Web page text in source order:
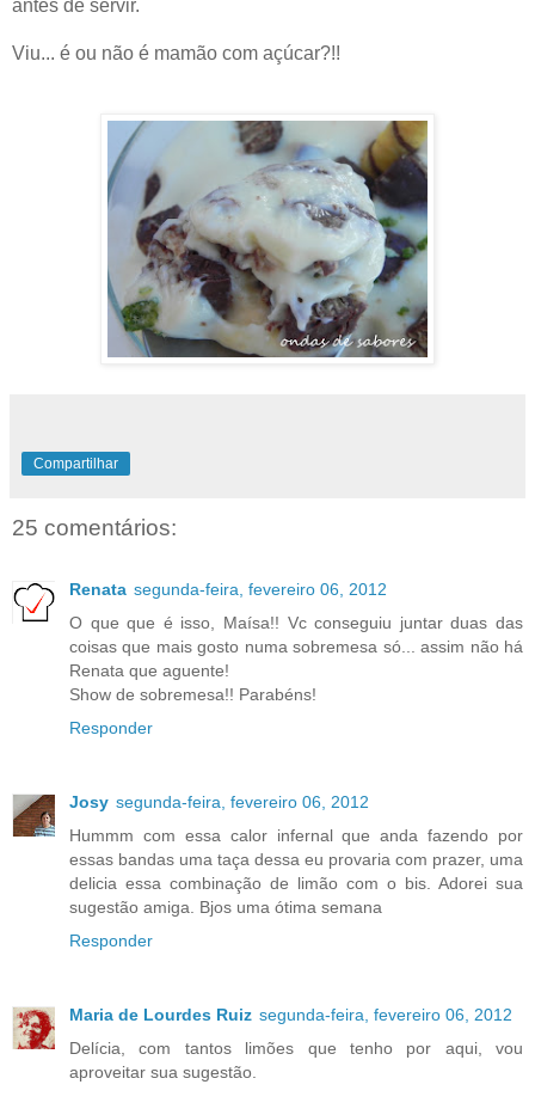
antes de servir.
Viu... é ou não é mamão com açúcar?!!
Compartilhar
25 comentários:
Renata segunda-feira, fevereiro 06, 2012
O que que é isso, Maísa!! Vc conseguiu juntar duas das
coisas que mais gosto numa sobremesa só... assim não há
Renata que aguente!
Show de sobremesa!! Parabéns!
Responder
Josy segunda-feira, fevereiro 06, 2012
Hummm com essa calor infernal que anda fazendo por
essas bandas uma taça dessa eu provaria com prazer, uma
delicia essa combinação de limão com o bis. Adorei sua
sugestão amiga. Bjos uma ótima semana
Responder
Maria de Lourdes Ruiz segunda-feira, fevereiro 06, 2012
Delícia, com tantos limões que tenho por aqui, vou
aproveitar sua sugestão.